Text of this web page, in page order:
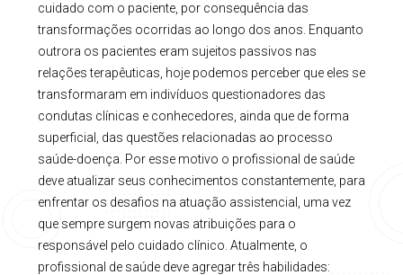
cuidado com o paciente, por consequência das
transformações ocorridas ao longo dos anos. Enquanto
outrora os pacientes eram sujeitos passivos nas
relações terapêuticas, hoje podemos perceber que eles se
transformaram em indivíduos questionadores das
condutas clínicas e conhecedores, ainda que de forma
superficial, das questões relacionadas ao processo
saúde-doença. Por esse motivo o profissional de saúde
deve atualizar seus conhecimentos constantemente, para
enfrentar os desafios na atuação assistencial, uma vez
que sempre surgem novas atribuições para o
responsável pelo cuidado clínico. Atualmente, o
profissional de saúde deve agregar três habilidades: